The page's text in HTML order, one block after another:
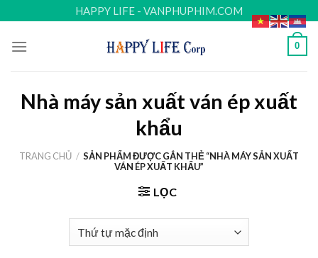
to
content
HAPPY LIFE - VANPHUPHIM.COM
0
Nhà máy sản xuất ván ép xuất
khẩu
TRANG CHỦ / SẢN PHẨM ĐƯỢC GẮN THẺ “NHÀ MÁY SẢN XUẤT
VÁN ÉP XUẤT KHẨU”
LỌC